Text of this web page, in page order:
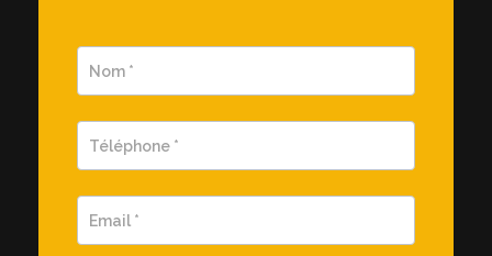
Demande
d'information